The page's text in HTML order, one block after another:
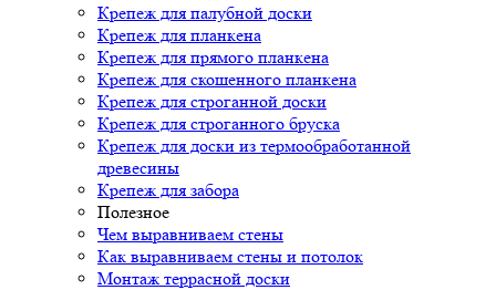
Крепеж для палубной доски
Крепеж для планкена
Крепеж для прямого планкена
Крепеж для скошенного планкена
Крепеж для строганной доски
Крепеж для строганного бруска
Крепеж для доски из термообработанной
древесины
Крепеж для забора
Полезное
Чем выравниваем стены
Как выравниваем стены и потолок
Монтаж террасной доски